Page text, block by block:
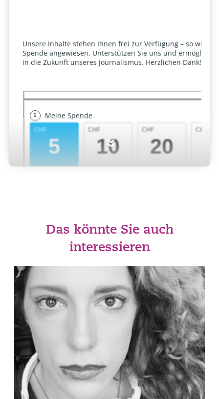
»
Das könnte Sie auch
interessieren